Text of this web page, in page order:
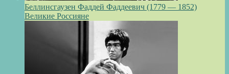
Беллинсгаузен Фаддей Фаддеевич (1779 — 1852)
Великие Россияне